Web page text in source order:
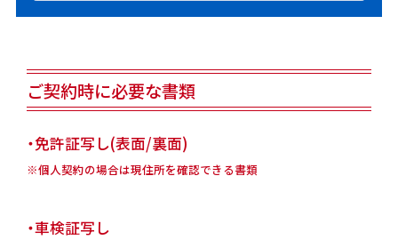
ご契約時に必要な書類
・免許証写し(表面/裏面)
※個人契約の場合は現住所を確認できる書類
・車検証写し